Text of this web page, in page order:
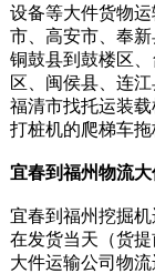
设备等大件货物
市、高安市、奉新
铜鼓县到鼓楼区
区、闽侯县、连
福清市找托运装
打桩机的爬梯车拖
宜春到福州物流
宜春到福州挖掘
在发货当天（货
大件运输公司物